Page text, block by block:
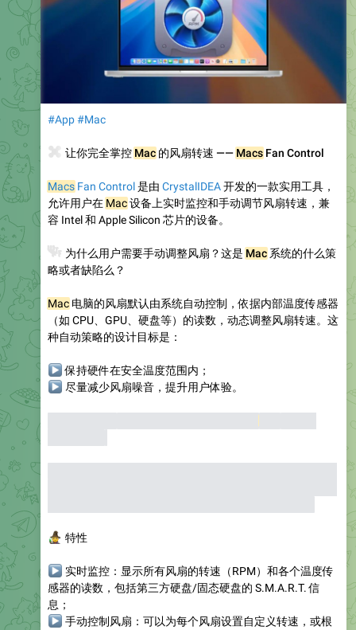
#App#Mac
让你完全掌控 Mac的风扇转速 —— MacsFan Control
Macs Fan Control是由 CrystalIDEA开发的一款实用工具，
允许用户在 Mac设备上实时监控和手动调节风扇转速，兼
容 Intel 和 Apple Silicon 芯片的设备。
为什么用户需要手动调整风扇？这是 Mac系统的什么策
略或者缺陷么？
Mac 电脑的风扇默认由系统自动控制，依据内部温度传感器
（如 CPU、GPU、硬盘等）的读数，动态调整风扇转速。这
种自动策略的设计目标是：
保持硬件在安全温度范围内；
尽量减少风扇噪音，提升用户体验。
特性
实时监控：显示所有风扇的转速（RPM）和各个温度传
感器的读数，包括第三方硬盘/固态硬盘的 S.M.A.R.T. 信
息；
手动控制风扇 ：可以为每个风扇设置自定义转速，或根